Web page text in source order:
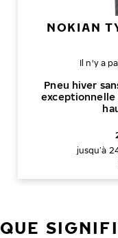
NOKIAN
Pneu hiver
exceptionnelle
Il n'y a
jusqu’à
QUE